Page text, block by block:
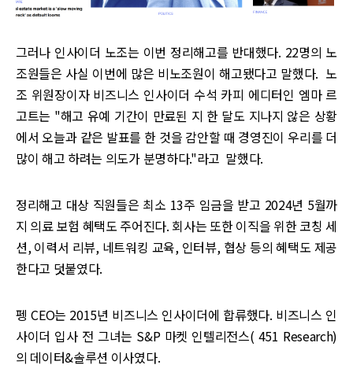
그러나 인사이더 노조는 이번 정리해고를 반대했다. 22명의 노
조원들은 사실 이번에 많은 비노조원이 해고됐다고 말했다. 노
조 위원장이자 비즈니스 인사이더 수석 카피 에디터인 엠마 르
고트는 "해고 유예 기간이 만료된 지 한 달도 지나지 않은 상황
에서 오늘과 같은 발표를 한 것을 감안할 때 경영진이 우리를 더
많이 해고 하려는 의도가 분명하다."라고 말했다.
정리해고 대상 직원들은 최소 13주 임금을 받고 2024년 5월까
지 의료 보험 혜택도 주어진다. 회사는 또한 이직을 위한 코칭 세
션, 이력서 리뷰, 네트워킹 교육, 인터뷰, 협상 등의 혜택도 제공
한다고 덧붙였다.
펭 CEO는 2015년 비즈니스 인사이더에 합류했다. 비즈니스 인
사이더 입사 전 그녀는 S&P 마켓 인텔리전스( 451 Research)
의 데이터&솔루션 이사였다.